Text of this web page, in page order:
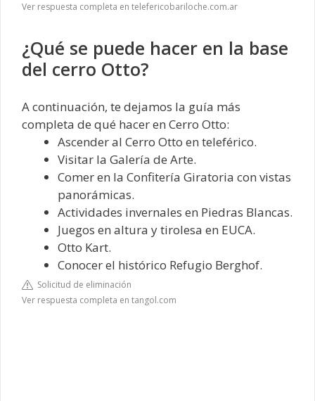
Ver respuesta completa en telefericobariloche.com.ar
¿Qué se puede hacer en la base
del cerro Otto?
A continuación, te dejamos la guía más
completa de qué hacer en Cerro Otto:
Ascender al Cerro Otto en teleférico.
Visitar la Galería de Arte.
Comer en la Confitería Giratoria con vistas
panorámicas.
Actividades invernales en Piedras Blancas.
Juegos en altura y tirolesa en EUCA.
Otto Kart.
Conocer el histórico Refugio Berghof.
Solicitud de eliminación
Ver respuesta completa en tangol.com